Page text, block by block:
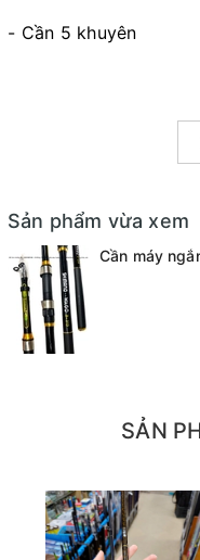
- Cần 5 khuyên
Sản phẩm vừa xem
Cần máy
SẢN